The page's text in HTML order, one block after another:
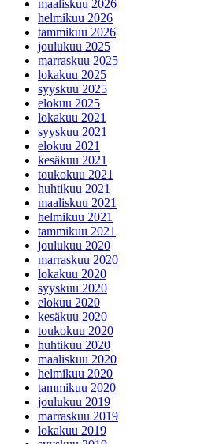
maaliskuu 2026
helmikuu 2026
tammikuu 2026
joulukuu 2025
marraskuu 2025
lokakuu 2025
syyskuu 2025
elokuu 2025
lokakuu 2021
syyskuu 2021
elokuu 2021
kesäkuu 2021
toukokuu 2021
huhtikuu 2021
maaliskuu 2021
helmikuu 2021
tammikuu 2021
joulukuu 2020
marraskuu 2020
lokakuu 2020
syyskuu 2020
elokuu 2020
kesäkuu 2020
toukokuu 2020
huhtikuu 2020
maaliskuu 2020
helmikuu 2020
tammikuu 2020
joulukuu 2019
marraskuu 2019
lokakuu 2019